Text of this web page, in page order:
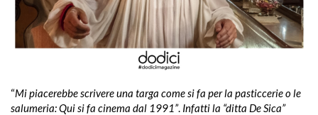
“Mi piacerebbe scrivere una targa come si fa per la pasticcerie o le
salumeria: Qui si fa cinema dal 1991”. Infatti la “ditta De Sica”